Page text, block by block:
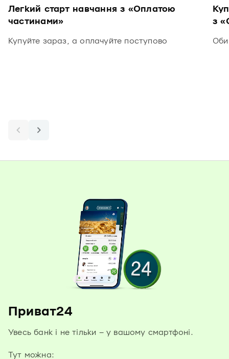
Легкий старт навчання з «Оплатою
частинами»
Купуйте зараз, а оплачуйте поступово
з
Приват24
Увесь банк і не тільки – у вашому смартфоні.
Тут можна: